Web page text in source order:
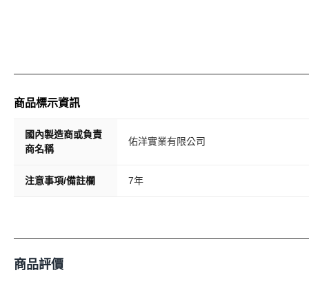
商品標示資訊
國內製造商或負責
商名稱
佑洋實業有限公司
注意事項/備註欄 7年
商品評價